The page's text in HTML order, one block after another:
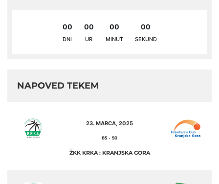
00
DNI
00
UR
00
MINUT
00
SEKUND
NAPOVED TEKEM
23. MARCA, 2025
85 - 50
ŽKK KRKA : KRANJSKA GORA